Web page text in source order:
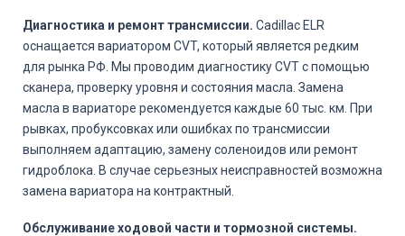
Диагностика и ремонт трансмиссии. Cadillac ELR
оснащается вариатором CVT, который является редким
для рынка РФ. Мы проводим диагностику CVT с помощью
сканера, проверку уровня и состояния масла. Замена
масла в вариаторе рекомендуется каждые 60 тыс. км. При
рывках, пробуксовках или ошибках по трансмиссии
выполняем адаптацию, замену соленоидов или ремонт
гидроблока. В случае серьезных неисправностей возможна
замена вариатора на контрактный.
Обслуживание ходовой части и тормозной системы.